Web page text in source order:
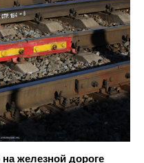
железной дороге